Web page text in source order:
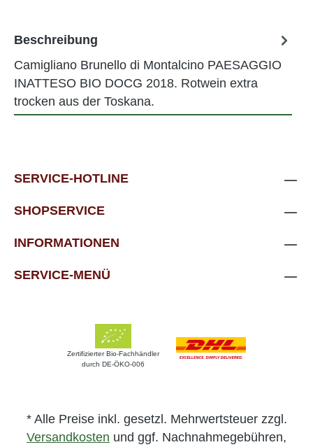
Beschreibung
Camigliano Brunello di Montalcino PAESAGGIO
INATTESO BIO DOCG 2018. Rotwein extra
trocken aus der Toskana.
SERVICE-HOTLINE
SHOPSERVICE
INFORMATIONEN
SERVICE-MENÜ
Zertifizierter Bio-Fachhändler
durch DE-ÖKO-006
* Alle Preise inkl. gesetzl. Mehrwertsteuer zzgl.
Versandkosten und ggf. Nachnahmegebühren,